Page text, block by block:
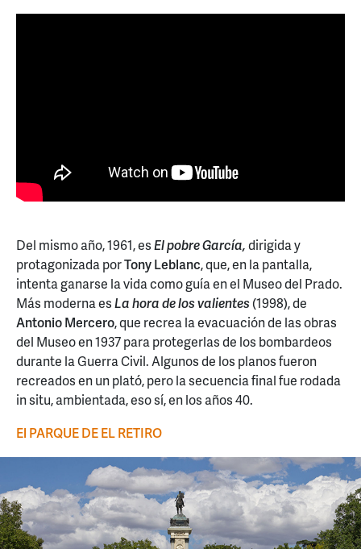
Del mismo año, 1961, esEl pobre García,dirigida y
protagonizada porTony Leblanc, que, en la pantalla,
intenta ganarse la vida como guía en el Museo del Prado.
Más moderna esLa hora de los valientes(1998), de
Antonio Mercero, que recrea la evacuación de las obras
del Museo en 1937 para protegerlas de los bombardeos
durante la Guerra Civil. Algunos de los planos fueron
recreados en un plató, pero la secuencia final fue rodada
in situ, ambientada, eso sí, en los años 40.
El PARQUE DE EL RETIRO